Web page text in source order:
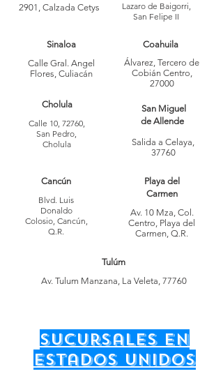
2901, Calzada Cetys
Sinaloa
Calle Gral. Angel
Flores, Culiacán
Cholula
Calle 10, 72760,
San Pedro,
Cholula
Cancún
Blvd. Luis
Donaldo
Colosio, Cancún,
Q.R.
Lazaro de Baigorri,
San Felipe II
Coahuila
Álvarez, Tercero de
Cobián Centro,
27000
San Miguel
de Allende
Salida a Celaya,
37760
Playa del
Carmen
Av. 10 Mza, Col.
Centro, Playa del
Carmen, Q.R.
Tulúm
Av. Tulum Manzana, La Veleta, 77760
sucursales en
Estados unidos